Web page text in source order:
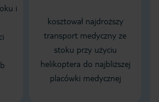
i
kosztował najdroższy
transport medyczny ze
stoku przy użyciu
helikoptera do najbliższej
placówki medycznej